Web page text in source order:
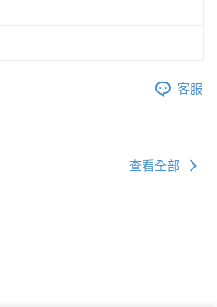
客服
查看全部